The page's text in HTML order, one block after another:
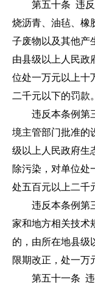
第五十条 违
烧沥青、油毡、橡
子废物以及其他产
由县级以上人民政
位处一万元以上十
二千元以下的罚款。
违反本条例第
境主管部门批准的
级以上人民政府生
除污染，对单位处
处五百元以上二千
违反本条例第
家和地方相关技术
的，由所在地县级
限期改正，处一万
第五十一条